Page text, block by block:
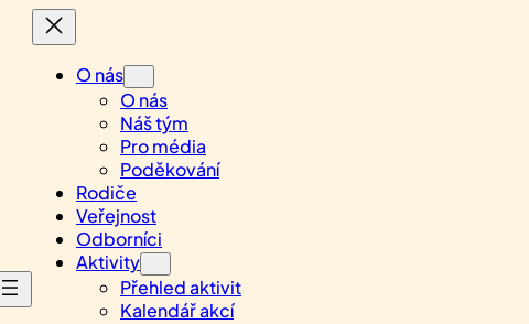
O nás
O nás
Náš tým
Pro média
Poděkování
Rodiče
Veřejnost
Odborníci
Aktivity
Přehled aktivit
Kalendář akcí